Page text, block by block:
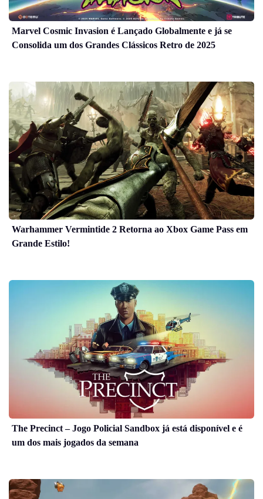
Marvel Cosmic Invasion é Lançado Globalmente e já se
Consolida um dos Grandes Clássicos Retro de 2025
Warhammer Vermintide 2 Retorna ao Xbox Game Pass em
Grande Estilo!
The Precinct – Jogo Policial Sandbox já está disponível e é
um dos mais jogados da semana